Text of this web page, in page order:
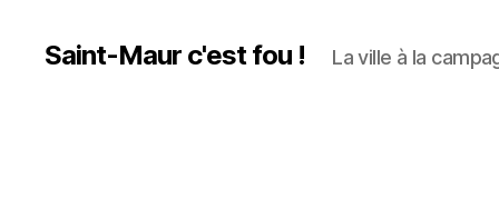
Saint-Maur c'est fou ! La ville à la